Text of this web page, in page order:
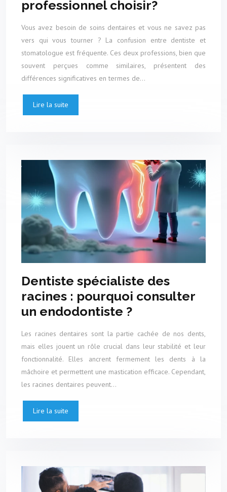
professionnel choisir?
Vous avez besoin de soins dentaires et vous ne savez pas
vers qui vous tourner ? La confusion entre dentiste et
stomatologue est fréquente. Ces deux professions, bien que
souvent perçues comme similaires, présentent des
différences significatives en termes de…
Lire la suite
Dentiste spécialiste des
racines : pourquoi consulter
un endodontiste ?
Les racines dentaires sont la partie cachée de nos dents,
mais elles jouent un rôle crucial dans leur stabilité et leur
fonctionnalité. Elles ancrent fermement les dents à la
mâchoire et permettent une mastication efficace. Cependant,
les racines dentaires peuvent…
Lire la suite